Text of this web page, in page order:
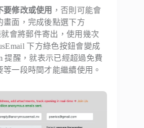
修改或使用 ，否則可能會
畫面，完成後點選下方
就會將郵件寄出，使用幾次
下方綠色按鈕會變成
提醒，就表示已經超過免費
一段時間才能繼續使用。